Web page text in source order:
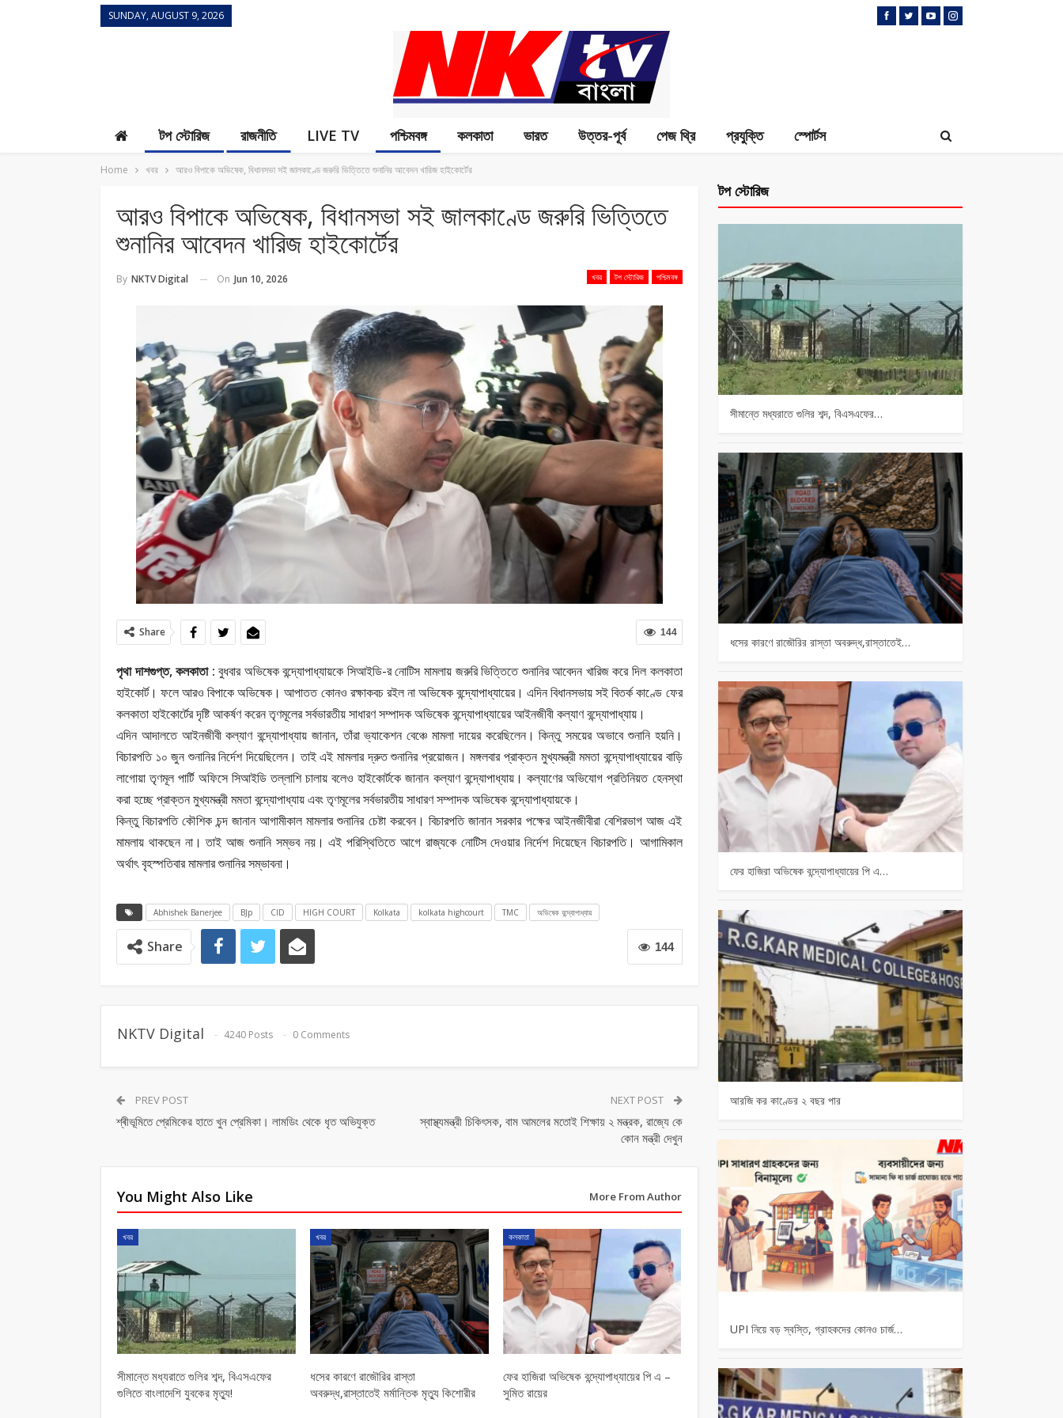
SUNDAY, AUGUST 9, 2026
টপ স্টোরিজ রাজনীতি LIVE TV পশ্চিমবঙ্গ কলকাতা ভারত উত্তর-পূর্ব পেজ থ্রি প্রযুক্তি স্পোর্টস
Home খবর আরও বিপাকে অভিষেক, বিধানসভা সই জালকাণ্ডে জরুরি ভিত্তিতে শুনানির আবেদন খারিজ হাইকোর্টের
আরও বিপাকে অভিষেক, বিধানসভা সই জালকাণ্ডে জরুরি ভিত্তিতে
শুনানির আবেদন খারিজ হাইকোর্টের
খবর টপ স্টোরিজ পশ্চিমবঙ্গ
By NKTV Digital On Jun 10, 2026
144
Share
পৃথা দাশগুপ্ত, কলকাতা : বুধবার অভিষেক বন্দ্যোপাধ্যায়কে সিআইডি-র নোটিস মামলায় জরুরি ভিত্তিতে শুনানির আবেদন খারিজ করে দিল কলকাতা
হাইকোর্ট। ফলে আরও বিপাকে অভিষেক। আপাতত কোনও রক্ষাকবচ রইল না অভিষেক বন্দ্যোপাধ্যায়ের।‌ এদিন বিধানসভায় সই বিতর্ক কাণ্ডে ফের
কলকাতা হাইকোর্টের দৃষ্টি আকর্ষণ করেন তৃণমূলের সর্বভারতীয় সাধারণ সম্পাদক অভিষেক বন্দ্যোপাধ্যায়ের আইনজীবী কল্যাণ বন্দ্যোপাধ্যায়।
এদিন আদালতে আইনজীবী কল্যাণ বন্দ্যোপাধ্যায় জানান, তাঁরা ভ্যাকেশন বেঞ্চে মামলা দায়ের করেছিলেন। কিন্তু সময়ের অভাবে শুনানি হয়নি।
বিচারপতি ১০ জুন শুনানির নির্দেশ দিয়েছিলেন। তাই এই মামলার দ্রুত শুনানির প্রয়োজন। মঙ্গলবার প্রাক্তন মুখ্যমন্ত্রী মমতা বন্দ্যোপাধ্যায়ের বাড়ি
লাগোয়া তৃণমূল পার্টি অফিসে সিআইডি তল্লাশি চালায় বলেও হাইকোর্টকে জানান কল্যাণ বন্দ্যোপাধ্যায়। কল্যাণের অভিযোগ প্রতিনিয়ত হেনস্থা
করা হচ্ছে প্রাক্তন মুখ্যমন্ত্রী মমতা বন্দ্যোপাধ্যায় এবং তৃণমূলের সর্বভারতীয় সাধারণ সম্পাদক অভিষেক বন্দ্যোপাধ্যায়কে।
কিন্তু বিচারপতি কৌশিক চন্দ জানান আগামীকাল মামলার শুনানির চেষ্টা করবেন। বিচারপতি জানান সরকার পক্ষের আইনজীবীরা বেশিরভাগ আজ এই
মামলায় থাকছেন না। তাই আজ শুনানি সম্ভব নয়। এই পরিস্থিতিতে আগে রাজ্যকে নোটিস দেওয়ার নির্দেশ দিয়েছেন বিচারপতি। আগামিকাল
অর্থাৎ বৃহস্পতিবার মামলার শুনানির সম্ভাবনা।
Abhishek Banerjee BJp CID HIGH COURT Kolkata kolkata highcourt TMC অভিষেক বন্দ্যোপাধ্যায়
144
Share
NKTV Digital 4240 Posts 0 Comments
PREV POST
শ্ৰীভূমিতে প্রেমিকের হাতে খুন প্রেমিকা। লামডিং থেকে ধৃত অভিযুক্ত
NEXT POST
স্বাস্থ্যমন্ত্রী চিকিৎসক, বাম আমলের মতোই শিক্ষায় ২ মন্ত্রক, রাজ্যে কে
কোন মন্ত্রী দেখুন
You Might Also Like More From Author
খবর
সীমান্তে মধ্যরাতে গুলির শব্দ, বিএসএফের
গুলিতে বাংলাদেশি যুবকের মৃত্যু!
খবর
ধসের কারণে রাজৌরির রাস্তা
অবরুদ্ধ,রাস্তাতেই মর্মান্তিক মৃত্যু কিশোরীর
কলকাতা
ফের হাজিরা অভিষেক বন্দ্যোপাধ্যায়ের পি এ –
সুমিত রায়ের
টপ স্টোরিজ
সীমান্তে মধ্যরাতে গুলির শব্দ, বিএসএফের…
ধসের কারণে রাজৌরির রাস্তা অবরুদ্ধ,রাস্তাতেই…
ফের হাজিরা অভিষেক বন্দ্যোপাধ্যায়ের পি এ…
আরজি কর কাণ্ডের ২ বছর পার
UPI নিয়ে বড় স্বস্তি, গ্রাহকদের কোনও চার্জ…